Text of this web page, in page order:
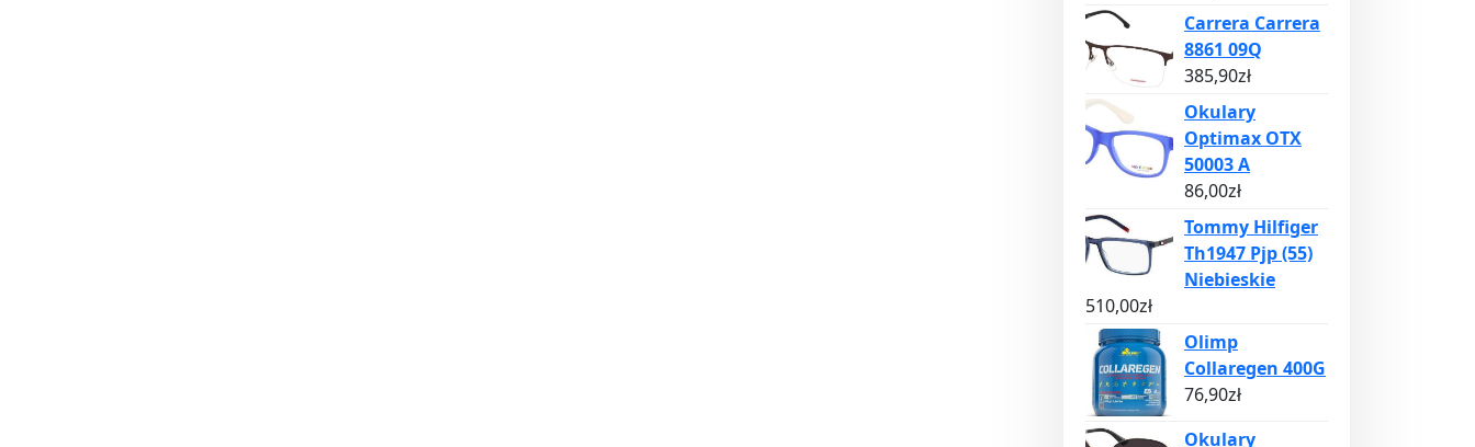
Carrera Carrera
8861 09Q
385,90zł
Okulary
Optimax OTX
50003 A
86,00zł
Tommy Hilfiger
Th1947 Pjp (55)
Niebieskie
510,00zł
Olimp
Collaregen 400G
76,90zł
Okulary